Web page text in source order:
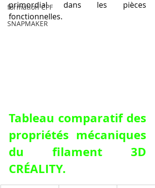
formation CPF
SNAPMAKER
primordial dans les pièces
fonctionnelles.
Tableau comparatif des
propriétés mécaniques
du filament 3D
CRÉALITY.